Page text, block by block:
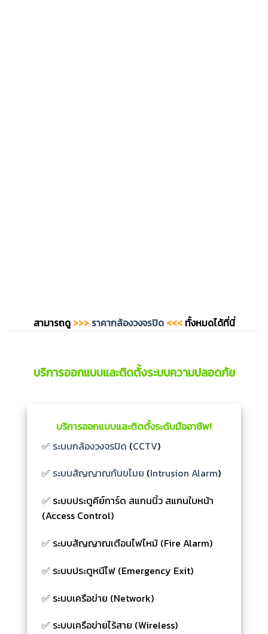
สามารถดู >>>ราคากล้องวงจรปิด <<<ทั้งหมดได้ที่นี่
บริการออกแบบและติดตั้งระบบความปลอดภัย
บริการออกแบบและติดตั้งระดับมืออาชีพ!
✅ ระบบกล้องวงจรปิด (CCTV)
✅ ระบบสัญญาณกันขโมย (Intrusion Alarm)
✅ ระบบประตูคีย์การ์ด สแกนนิ้ว สแกนใบหน้า
(Access Control)
✅ ระบบสัญญาณเตือนไฟไหม้ (Fire Alarm)
✅ ระบบประตูหนีไฟ (Emergency Exit)
✅ ระบบเครือข่าย (Network)
✅ ระบบเครือข่ายไร้สาย (Wireless)